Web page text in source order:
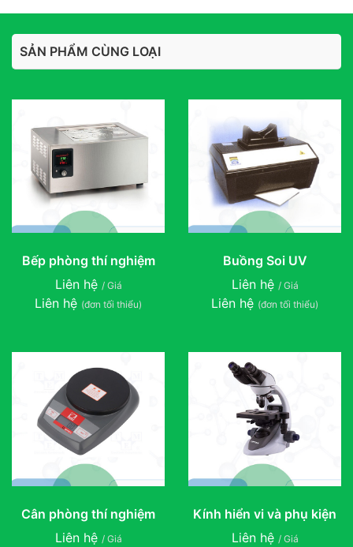
SẢN PHẨM CÙNG LOẠI
Bếp phòng thí nghiệm
Liên hệ / Giá
Liên hệ (đơn tối thiểu)
Buồng Soi UV
Liên hệ / Giá
Liên hệ (đơn tối thiểu)
Cân phòng thí nghiệm
Liên hệ / Giá
Kính hiển vi và phụ kiện
Liên hệ / Giá